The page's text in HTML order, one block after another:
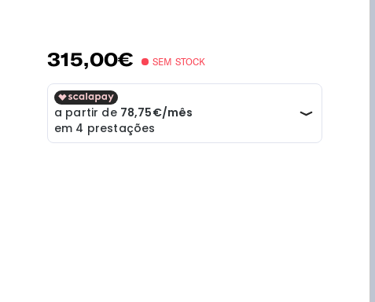
315,00€ SEM STOCK